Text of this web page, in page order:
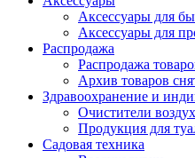
Аксессуары для
Аксессуары для
Распродажа
Распродажа
Архив товаров
Здравоохранение и
Очистители
Продукция для
Садовая техника